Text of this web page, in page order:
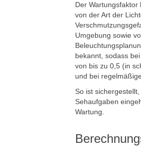
Der
von der Art der
Umgebung sowie
bekannt, sodass
von bis zu 0,5 (in
und bei
So ist
Sehaufgaben
Wartung.